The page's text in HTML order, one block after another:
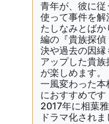
青年が、彼に
使って事件を
たしなみとば
編の『貴族探偵
決や過去の因
アップした貴族
が楽しめます。
一風変わった
におすすめです
2017年に相葉
ドラマ化されま